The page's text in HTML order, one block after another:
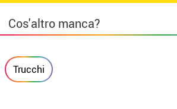
Cos'altro manca?
Trucchi